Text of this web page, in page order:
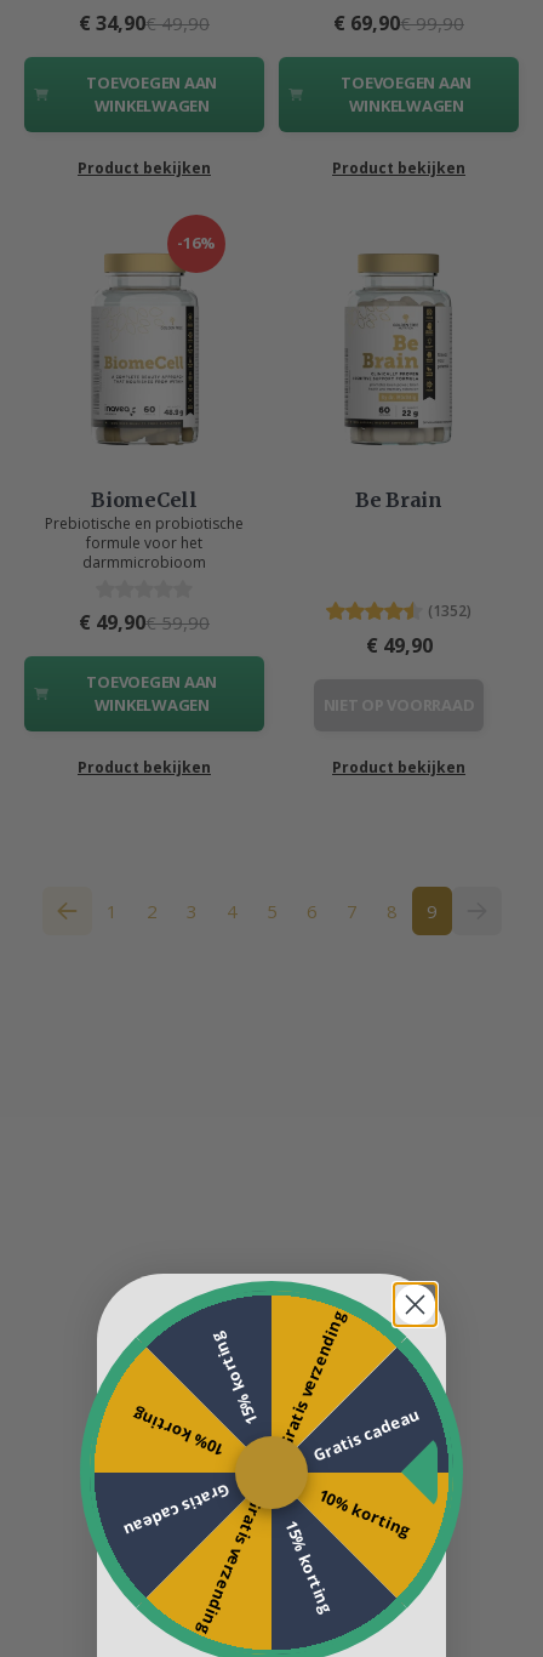
€ 34,90€ 49,90
TOEVOEGEN AAN
WINKELWAGEN
Product bekijken
€ 69,90€ 99,90
TOEVOEGEN AAN
WINKELWAGEN
Product bekijken
-16%
BiomeCell
Prebiotische en probiotische
formule voor het
darmmicrobioom
€ 49,90€ 59,90
TOEVOEGEN AAN
WINKELWAGEN
Product bekijken
Be Brain
(1352)
€ 49,90
Product bekijken
1 2 3 4 5 6 7 8 9
Gratis verzending
Gratis cadeau
10% korting
15% korting
Gratis verzending
Gratis cadeau
10% korting
15% korting